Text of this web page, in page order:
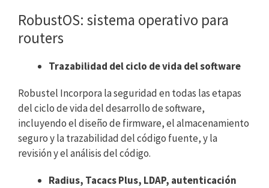
RobustOS: sistema operativo para
routers
Trazabilidad del ciclo de vida del software
Robustel Incorpora la seguridad en todas las etapas
del ciclo de vida del desarrollo de software,
incluyendo el diseño de firmware, el almacenamiento
seguro y la trazabilidad del código fuente, y la
revisión y el análisis del código.
Radius, Tacacs Plus, LDAP, autenticación